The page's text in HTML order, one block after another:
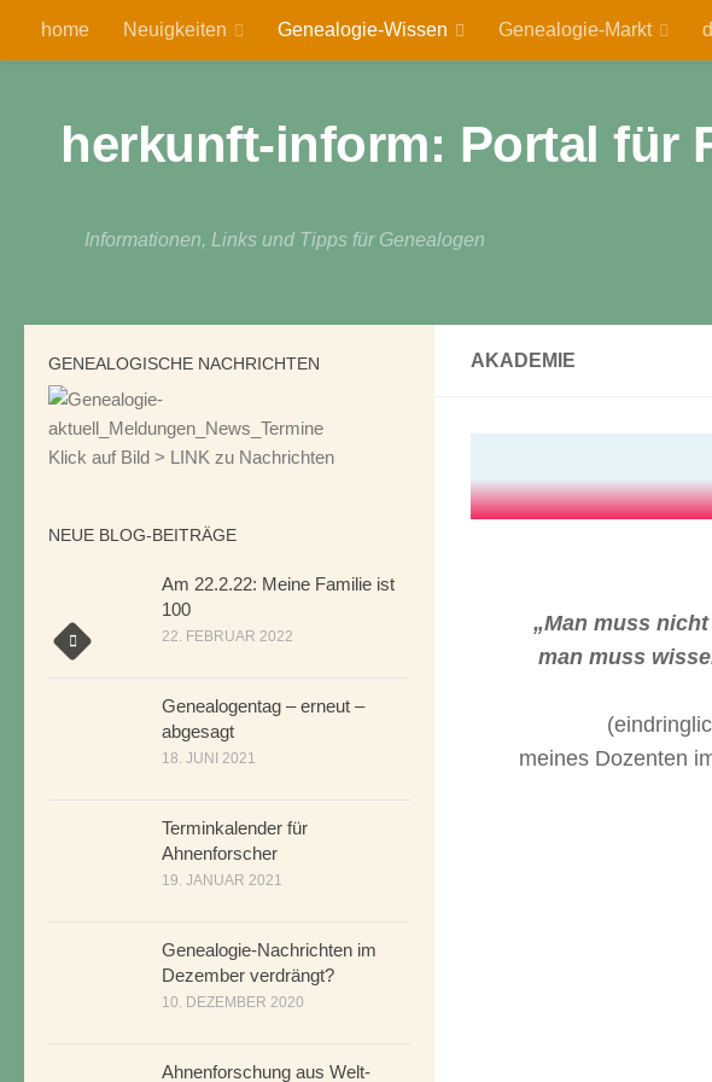
Zum Inhalt springen
home Neuigkeiten Genealogie-Wissen Genealogie-Markt
herkunft-inform: Portal für
Informationen, Links und Tipps für Genealogen
AKADEMIE
„Man muss
man muss
meines Dozenten
GENEALOGISCHE NACHRICHTEN
Klick auf Bild > LINK zu Nachrichten
NEUE BLOG-BEITRÄGE
Am 22.2.22: Meine Familie ist
100
22. FEBRUAR 2022
Genealogentag – erneut –
abgesagt
18. JUNI 2021
Terminkalender für
Ahnenforscher
19. JANUAR 2021
Genealogie-Nachrichten im
Dezember verdrängt?
10. DEZEMBER 2020
Ahnenforschung aus Welt-